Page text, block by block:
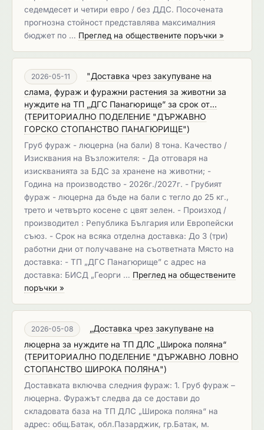
седемдесет и четири евро / без ДДС. Посочената
прогнозна стойност представлява максималния
бюджет по … Преглед на обществените поръчки »
2026-05-11
"Доставка чрез закупуване на
слама, фураж и фуражни растения за животни за
нуждите на ТП „ДГС Панагюрище” за срок от...
(ТЕРИТОРИАЛНО ПОДЕЛЕНИЕ "ДЪРЖАВНО
ГОРСКО СТОПАНСТВО ПАНАГЮРИЩЕ")
Груб фураж - люцерна (на бали) 8 тона. Качество /
Изисквания на Възложителя: - Да отговаря на
изискванията за БДС за хранене на животни; -
Година на производство - 2026г./2027г. - Грубият
фураж - люцерна да бъде на бали с тегло до 25 кг.,
трето и четвърто косене с цвят зелен. - Произход /
производител : Република България или Европейски
съюз. - Срок на всяка отделна доставка: До 3 (три)
работни дни от получаване на съответната Място на
доставка: - ТП „ДГС Панагюрище” с адрес на
доставка: БИСД „Георги … Преглед на обществените
поръчки »
2026-05-08
„Доставка чрез закупуване на
люцерна за нуждите на ТП ДЛС „Широка поляна“
(ТЕРИТОРИАЛНО ПОДЕЛЕНИЕ "ДЪРЖАВНО ЛОВНО
СТОПАНСТВО ШИРОКА ПОЛЯНА")
Доставката включва следния фураж: 1. Груб фураж –
люцерна. Фуражът следва да се достави до
складовата база на ТП ДЛС „Широка поляна“ на
адрес: общ.Батак, обл.Пазарджик, гр.Батак, м.